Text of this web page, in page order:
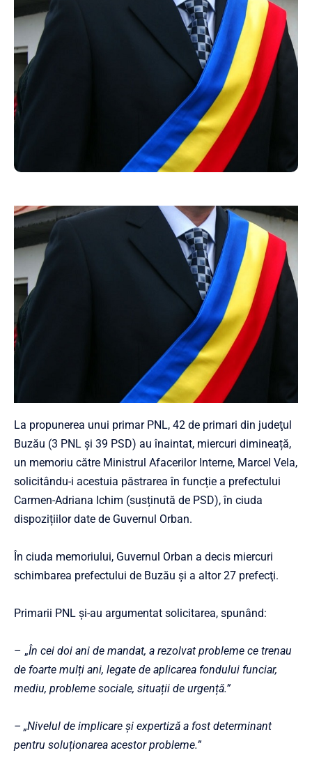
La propunerea unui primar PNL, 42 de primari din judeţul
Buzău (3 PNL și 39 PSD) au înaintat, miercuri dimineață,
un memoriu către Ministrul Afacerilor Interne, Marcel Vela,
solicitându-i acestuia păstrarea în funcție a prefectului
Carmen-Adriana Ichim (susținută de PSD), în ciuda
dispozițiilor date de Guvernul Orban.
În ciuda memoriului, Guvernul Orban a decis miercuri
schimbarea prefectului de Buzău şi a altor 27 prefecţi.
Primarii PNL și-au argumentat solicitarea, spunând:
– „În cei doi ani de mandat, a rezolvat probleme ce trenau
de foarte mulți ani, legate de aplicarea fondului funciar,
mediu, probleme sociale, situații de urgență.”
– „Nivelul de implicare și expertiză a fost determinant
pentru soluționarea acestor probleme.”